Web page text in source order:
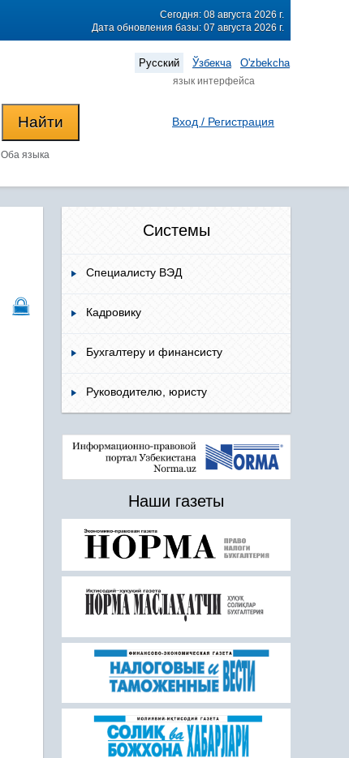
Сегодня: 08 августа 2026 г.
Дата обновления базы: 07 августа 2026 г.
Русский Ўзбекча O'zbekcha
язык интерфейса
Оба языка
Вход / Регистрация
Системы
Специалисту ВЭД
Кадровику
Бухгалтеру и финансисту
Руководителю, юристу
Наши газеты